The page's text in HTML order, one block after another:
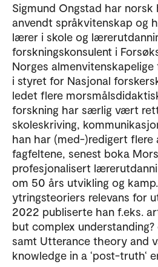
Sigmund Ongstad har
anvendt språkvitenskap og
lærer i skole og
forskningskonsulent i
Norges
i styret for Nasjonal
ledet flere
forskning har særlig vært
skoleskriving,
han har (med-)redigert flere
fagfeltene, senest boka
profesjonalisert
om 50 års utvikling og
ytringsteoriers relevans for
2022 publiserte han f.eks.
but complex
samt Utterance theory and
knowledge in a ‘post-truth‘